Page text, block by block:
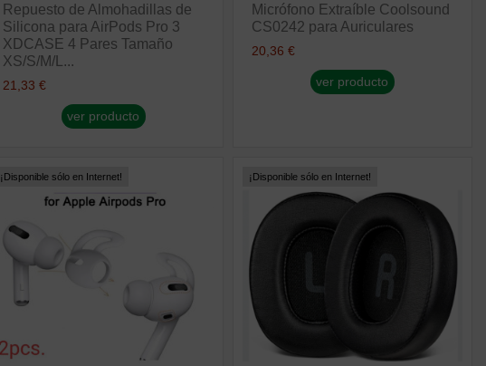
Repuesto de Almohadillas de
Silicona para AirPods Pro 3
XDCASE 4 Pares Tamaño
XS/S/M/L...
21,33 €
ver producto
Micrófono Extraíble Coolsound
CS0242 para Auriculares
20,36 €
ver producto
¡Disponible sólo en Internet! ¡Disponible sólo en Internet!